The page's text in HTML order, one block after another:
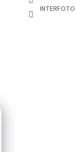
INTERFOTO